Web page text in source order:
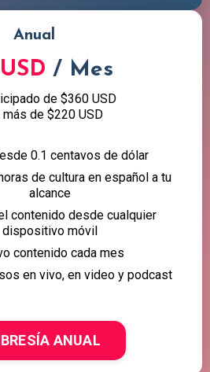
Anual
/ Mes
de $360 USD
más de $220 USD
0.1 centavos de dólar
de cultura en español a tu
alcance
contenido desde cualquier
dispositivo móvil
contenido cada mes
en vivo, en video y podcast
ANUAL